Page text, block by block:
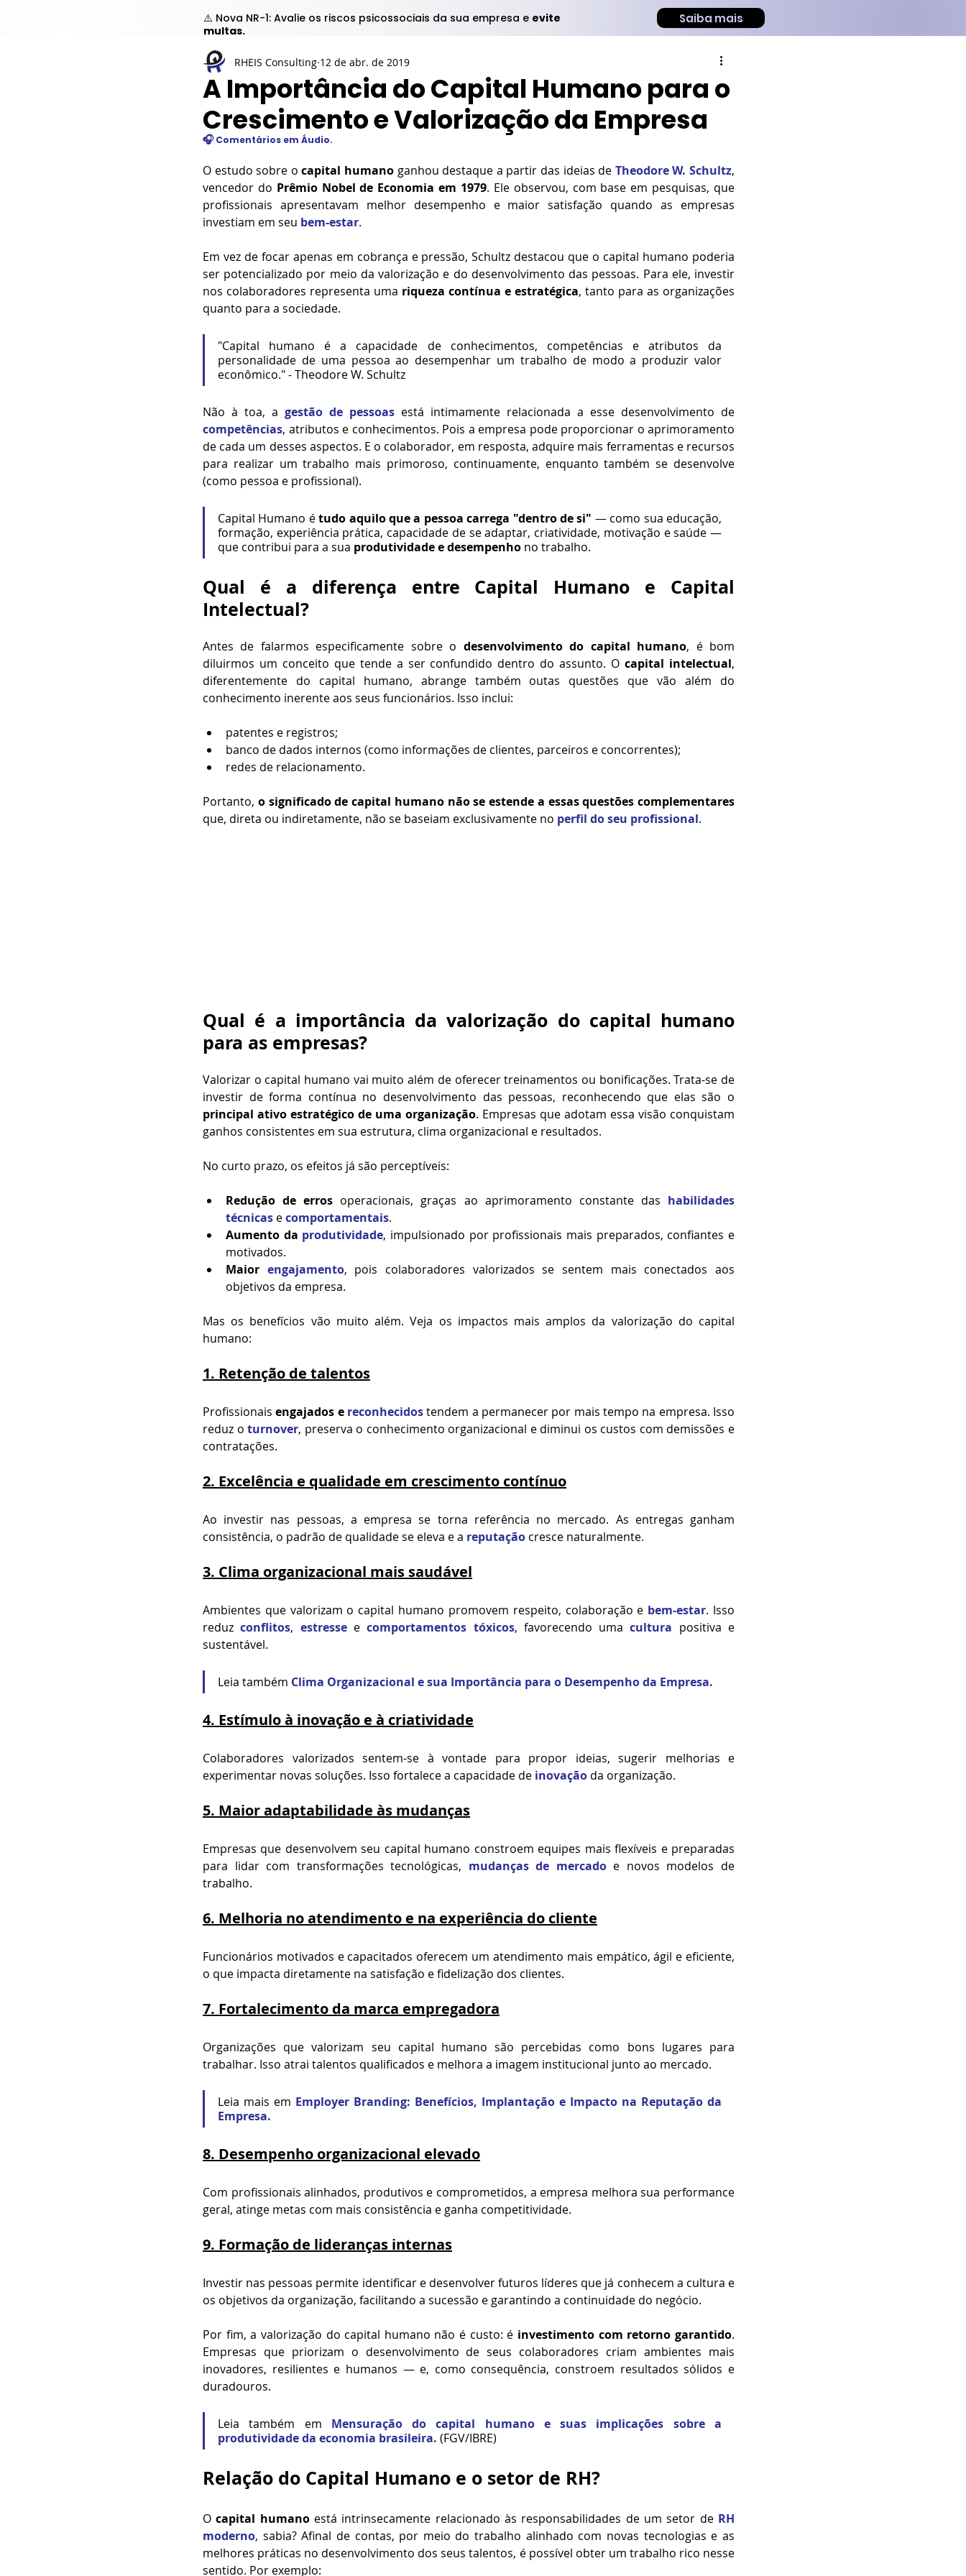
⚠️ Nova NR-1: Avalie os riscos psicossociais da sua empresa e evite
multas.
Saiba mais
A Importância do Capital Humano para o
Crescimento e Valorização da Empresa
RHEIS Consulting 12 de abr. de 2019
🎧 Comentários em Áudio.
O estudo sobre o capital humano ganhou destaque a partir das ideias de Theodore W. Schultz,
vencedor do Prêmio Nobel de Economia em 1979. Ele observou, com base em pesquisas, que
profissionais apresentavam melhor desempenho e maior satisfação quando as empresas
investiam em seu bem-estar.
Em vez de focar apenas em cobrança e pressão, Schultz destacou que o capital humano poderia
ser potencializado por meio da valorização e do desenvolvimento das pessoas. Para ele, investir
nos colaboradores representa uma riqueza contínua e estratégica, tanto para as organizações
quanto para a sociedade.
"Capital humano é a capacidade de conhecimentos, competências e atributos da
personalidade de uma pessoa ao desempenhar um trabalho de modo a produzir valor
econômico." - Theodore W. Schultz
Não à toa, a gestão de pessoas
competências, atributos e conhecimentos. Pois a empresa pode proporcionar o aprimoramento
de cada um desses aspectos. E o colaborador, em resposta, adquire mais ferramentas e recursos
para realizar um trabalho mais primoroso, continuamente, enquanto também se desenvolve
(como pessoa e profissional).
Capital Humano é tudo aquilo que a pessoa carrega "dentro de si" — como sua educação,
formação, experiência prática, capacidade de se adaptar, criatividade, motivação e saúde —
que contribui para a sua produtividade e desempenho no trabalho.
Qual é a diferença entre Capital Humano e Capital
Intelectual?
Antes de falarmos especificamente sobre o desenvolvimento do capital humano, é bom
diluirmos um conceito que tende a ser confundido dentro do assunto. O capital intelectual,
diferentemente do capital humano, abrange também outas questões que vão além do
conhecimento inerente aos seus funcionários. Isso inclui:
patentes e registros;
banco de dados internos (como informações de clientes, parceiros e concorrentes);
redes de relacionamento.
Portanto, o significado de capital humano não se estende a essas questões complementares
que, direta ou indiretamente, não se baseiam exclusivamente no perfil do seu profissional.
Qual é a importância da valorização do capital humano
para as empresas?
Valorizar o capital humano vai muito além de oferecer treinamentos ou bonificações. Trata-se de
principal ativo estratégico de uma organização. Empresas que adotam essa visão conquistam
ganhos consistentes em sua estrutura, clima organizacional e resultados.
No curto prazo, os efeitos já são perceptíveis:
Redução de erros operacionais, graças ao aprimoramento constante das habilidades
técnicas e comportamentais.
Aumento da produtividade, impulsionado por profissionais mais preparados, confiantes e
motivados.
Maior engajamento, pois colaboradores valorizados se sentem mais conectados aos
objetivos da empresa.
Mas os benefícios vão muito além. Veja os impactos mais amplos da valorização do capital
humano:
1. Retenção de talentos
Profissionais engajados e reconhecidos tendem a permanecer por mais tempo na empresa. Isso
reduz o turnover, preserva o conhecimento organizacional e diminui os custos com demissões e
contratações.
2. Excelência e qualidade em crescimento contínuo
Ao investir nas pessoas, a empresa se torna referência no mercado. As entregas ganham
consistência, o padrão de qualidade se eleva e a reputação cresce naturalmente.
3. Clima organizacional mais saudável
Ambientes que valorizam o capital humano promovem respeito, colaboração e bem-estar. Isso
reduz conflitos, estresse e comportamentos tóxicos, favorecendo uma cultura positiva e
sustentável.
Leia também Clima Organizacional e sua Importância para o Desempenho da Empresa.
4. Estímulo à inovação e à criatividade
Colaboradores valorizados sentem-se à vontade para propor ideias, sugerir melhorias e
experimentar novas soluções. Isso fortalece a capacidade de inovação da organização.
5. Maior adaptabilidade às mudanças
Empresas que desenvolvem seu capital humano constroem equipes mais flexíveis e preparadas
para lidar com transformações tecnológicas, mudanças de mercado e novos modelos de
trabalho.
6. Melhoria no atendimento e na experiência do cliente
Funcionários motivados e capacitados oferecem um atendimento mais empático, ágil e eficiente,
o que impacta diretamente na satisfação e fidelização dos clientes.
7. Fortalecimento da marca empregadora
Organizações que valorizam seu capital humano são percebidas como bons lugares para
trabalhar. Isso atrai talentos qualificados e melhora a imagem institucional junto ao mercado.
Leia mais em Employer Branding: Benefícios, Implantação e Impacto na Reputação da
Empresa.
8. Desempenho organizacional elevado
Com profissionais alinhados, produtivos e comprometidos, a empresa melhora sua performance
geral, atinge metas com mais consistência e ganha competitividade.
9. Formação de lideranças internas
Investir nas pessoas permite identificar e desenvolver futuros líderes que já conhecem a cultura e
os objetivos da organização, facilitando a sucessão e garantindo a continuidade do negócio.
Por fim, a valorização do capital humano não é custo: é investimento com retorno garantido.
Empresas que priorizam o desenvolvimento de seus colaboradores criam ambientes mais
inovadores, resilientes e humanos — e, como consequência, constroem resultados sólidos e
duradouros.
Leia também em Mensuração do capital humano e suas implicações sobre a
produtividade da economia brasileira. (FGV/IBRE)
Relação do Capital Humano e o setor de RH?
O capital humano está intrinsecamente relacionado às responsabilidades de um setor de RH
moderno, sabia? Afinal de contas, por meio do trabalho alinhado com novas tecnologias e as
melhores práticas no desenvolvimento dos seus talentos, é possível obter um trabalho rico nesse
sentido. Por exemplo: